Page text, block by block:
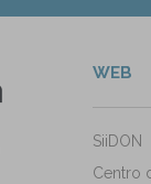
WEB
SiiDON
Centro